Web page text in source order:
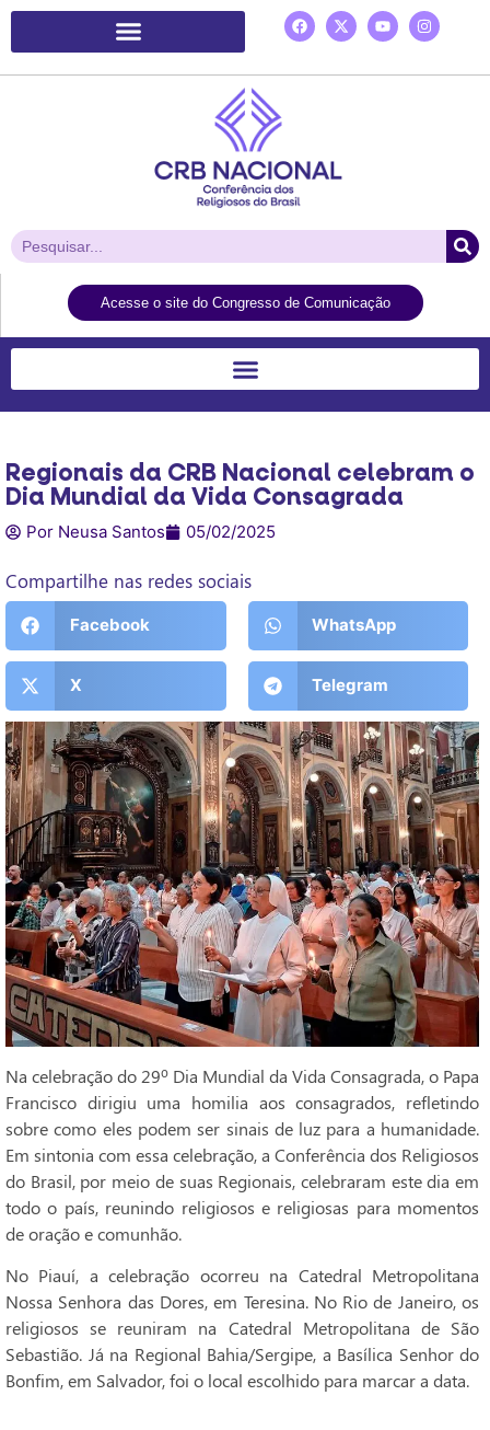
Acesse o site do Congresso de Comunicação
Regionais da CRB Nacional celebram o
Dia Mundial da Vida Consagrada
Por Neusa Santos 05/02/2025
Compartilhe nas redes sociais
Facebook WhatsApp
X Telegram
Na celebração do 29º Dia Mundial da Vida Consagrada, o Papa
Francisco dirigiu uma homilia aos consagrados, refletindo
sobre como eles podem ser sinais de luz para a humanidade.
Em sintonia com essa celebração, a Conferência dos Religiosos
do Brasil, por meio de suas Regionais, celebraram este dia em
todo o país, reunindo religiosos e religiosas para momentos
de oração e comunhão.
No Piauí, a celebração ocorreu na Catedral Metropolitana
Nossa Senhora das Dores, em Teresina. No Rio de Janeiro, os
religiosos se reuniram na Catedral Metropolitana de São
Sebastião. Já na Regional Bahia/Sergipe, a Basílica Senhor do
Bonfim, em Salvador, foi o local escolhido para marcar a data.